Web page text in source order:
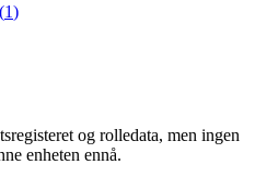
(1)
og rolledata, men ingen
enheten ennå.